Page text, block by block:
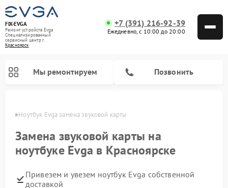
FIX-EVGA
Ремонт устройств Evga
Специализированный
cервисный центр г.
Красноярск
+7 (391) 216-92-39
Ежедневно, с 10:00 до 20:00
Мы ремонтируем Позвонить
Ноутбук Evga замена звуковой карты
Замена звуковой карты на
ноутбуке Evga в Красноярске
Привезем и увезем ноутбук Evga собственной
доставкой